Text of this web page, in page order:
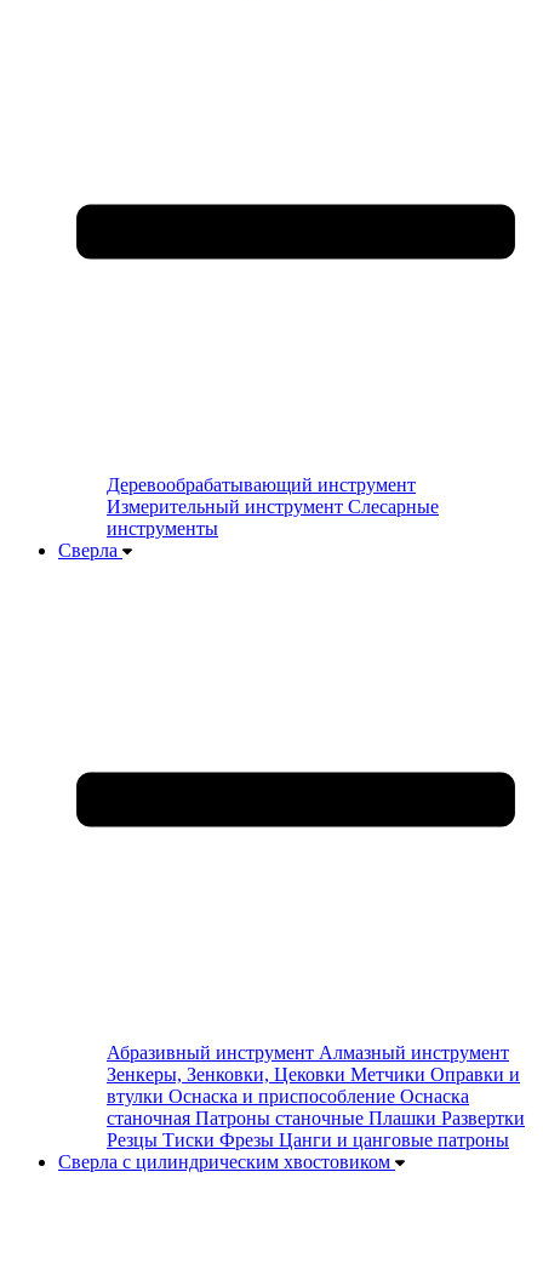
Деревообрабатывающий инструмент
Измерительный инструмент Слесарные
инструменты
Сверла
Абразивный инструмент Алмазный инструмент
Зенкеры, Зенковки, Цековки Метчики Оправки и
втулки Оснаска и приспособление Оснаска
станочная Патроны станочные Плашки Развертки
Резцы Тиски Фрезы Цанги и цанговые патроны
Сверла с цилиндрическим хвостовиком